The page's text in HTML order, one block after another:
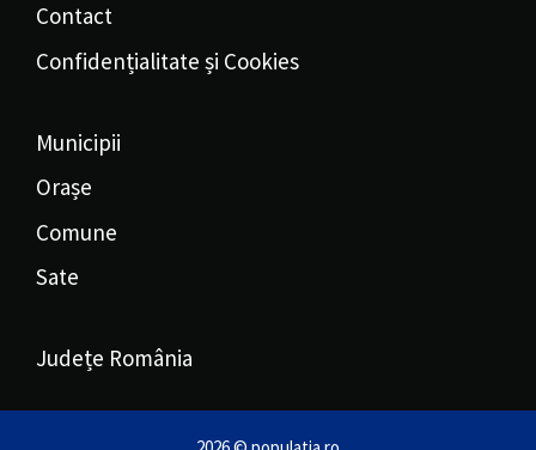
Contact
Confidențialitate și Cookies
Municipii
Orașe
Comune
Sate
Județe România